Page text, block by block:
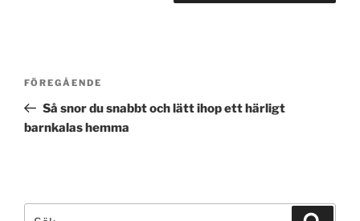
Inläggsnavigering
Föregående
inlägg
FÖREGÅENDE
Så snor du snabbt och lätt ihop ett härligt
barnkalas hemma